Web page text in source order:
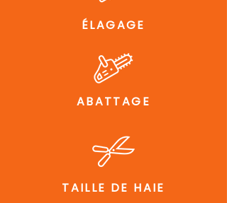
ÉLAGAGE
ABATTAGE
TAILLE DE HAIE